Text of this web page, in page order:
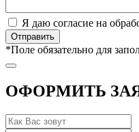
Я даю согласие на
*Поле обязательно для
ОФОРМИТЬ